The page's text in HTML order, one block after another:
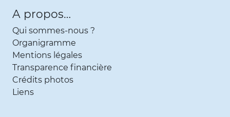
A propos…
Qui sommes-nous ?
Organigramme
Mentions légales
Transparence financière
Crédits photos
Liens